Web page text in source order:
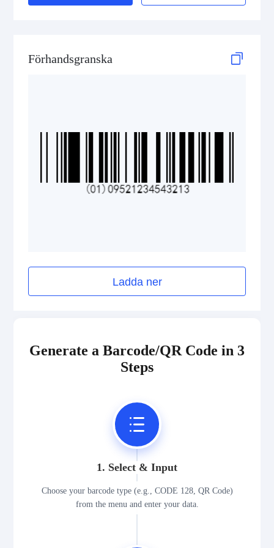
GS1 DataBar Stacked Omnidirectional
Medical Device Codes
Förhandsgranska
Ladda ner
Generate a Barcode/QR Code in 3
Steps
1. Select & Input
Choose your barcode type (e.g., CODE 128, QR Code)
from the menu and enter your data.